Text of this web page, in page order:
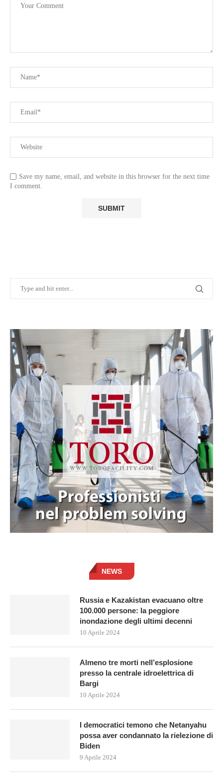
Save my name, email, and website in this browser for the next time
I comment.
NEWS
Russia e Kazakistan evacuano oltre
100.000 persone: la peggiore
inondazione degli ultimi decenni
10 Aprile 2024
Almeno tre morti nell’esplosione
presso la centrale idroelettrica di
Bargi
10 Aprile 2024
I democratici temono che Netanyahu
possa aver condannato la rielezione di
Biden
9 Aprile 2024